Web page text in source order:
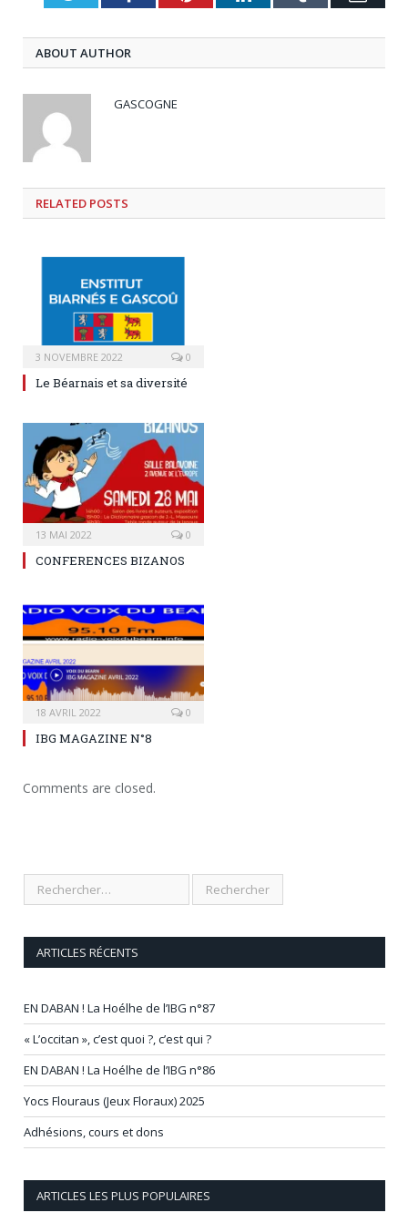
ABOUT AUTHOR
GASCOGNE
RELATED POSTS
3 NOVEMBRE 2022 0
Le Béarnais et sa diversité
13 MAI 2022 0
CONFERENCES BIZANOS
18 AVRIL 2022 0
IBG MAGAZINE N°8
Comments are closed.
ARTICLES RÉCENTS
EN DABAN ! La Hoélhe de l’IBG n°87
« L’occitan », c’est quoi ?, c’est qui ?
EN DABAN ! La Hoélhe de l’IBG n°86
Yocs Flouraus (Jeux Floraux) 2025
Adhésions, cours et dons
ARTICLES LES PLUS POPULAIRES